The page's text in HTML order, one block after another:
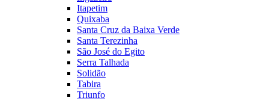
Itapetim
Quixaba
Santa Cruz da Baixa Verde
Santa Terezinha
São José do Egito
Serra Talhada
Solidão
Tabira
Triunfo